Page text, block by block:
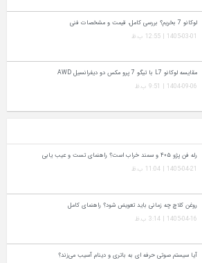
لوکانو 7 بخریم؟ بررسی کامل، قیمت و مشخصات فنی
1405-03-01 | 12:55 ب.ظ
مقایسه لوکانو L7 با تیگو 7 پرو مکس دو دیفرانسیل AWD
1404-09-06 | 9:51 ب.ظ
رله فن پژو ۴۰۵ و سمند خراب است؟ راهنمای تست و عیب‌ یابی
1405-04-21 | 11:04 ب.ظ
روغن کلاچ چه زمانی باید تعویض شود؟ راهنمای کامل
1405-04-16 | 3:14 ب.ظ
آیا سیستم صوتی حرفه‌ ای به باتری و دینام آسیب می‌زند؟